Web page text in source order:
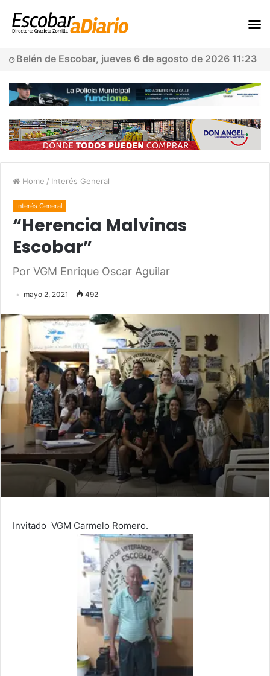
Belén de Escobar, jueves 6 de agosto de 2026 11:23
Home / Interés General
Interés General
“Herencia Malvinas
Escobar”
Por VGM Enrique Oscar Aguilar
mayo 2, 2021 492
Invitado VGM Carmelo Romero.